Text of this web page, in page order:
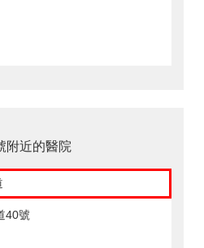
附近的醫院
40號